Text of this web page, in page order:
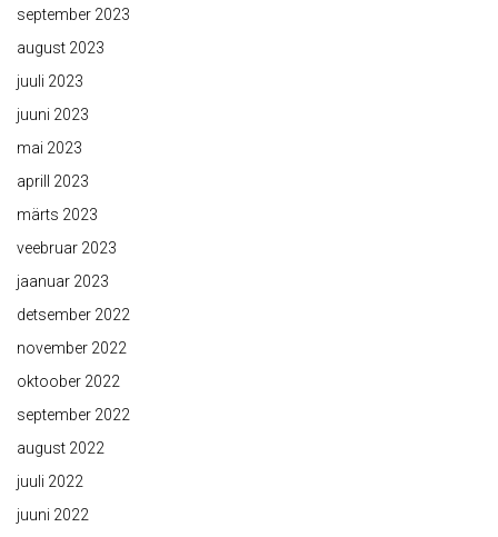
september 2023
august 2023
juuli 2023
juuni 2023
mai 2023
aprill 2023
märts 2023
veebruar 2023
jaanuar 2023
detsember 2022
november 2022
oktoober 2022
september 2022
august 2022
juuli 2022
juuni 2022